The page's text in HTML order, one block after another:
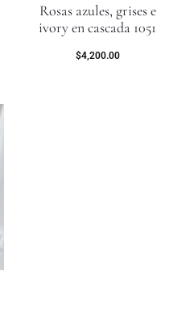
Rosas azules, grises e
ivory en cascada 1051
$4,200.00